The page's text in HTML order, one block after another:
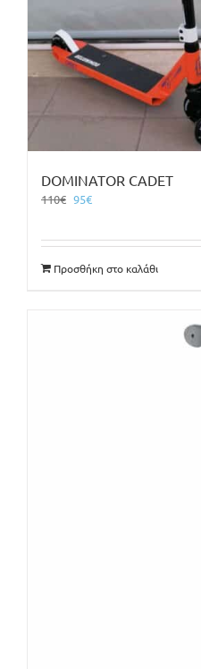
DOMINATOR CADET
110€ Original
110€.
95€Η
είναι:
95€.
Προσθήκη στο καλάθι